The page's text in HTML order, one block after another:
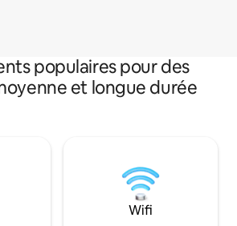
populaires pour des
et longue durée
Wifi